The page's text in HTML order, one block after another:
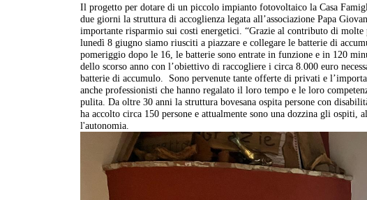
Il progetto per dotare di un piccolo impianto fotovoltaico la Casa
due giorni la struttura di accoglienza legata all’associazione Papa
importante risparmio sui costi energetici. “Grazie al contributo di molte
lunedì 8 giugno siamo riusciti a piazzare e collegare le batterie di
pomeriggio dopo le 16, le batterie sono entrate in funzione e in 120
dello scorso anno con l’obiettivo di raccogliere i circa 8.000 euro
batterie di accumulo. Sono pervenute tante offerte di privati e
anche professionisti che hanno regalato il loro tempo e le loro
pulita. Da oltre 30 anni la struttura bovesana ospita persone con
ha accolto circa 150 persone e attualmente sono una dozzina gli
l'autonomia.